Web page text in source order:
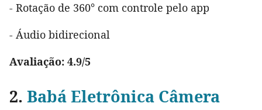
- Rotação de 360° com controle pelo app
- Áudio bidirecional
Avaliação: 4.9/5
2. Babá Eletrônica Câmera